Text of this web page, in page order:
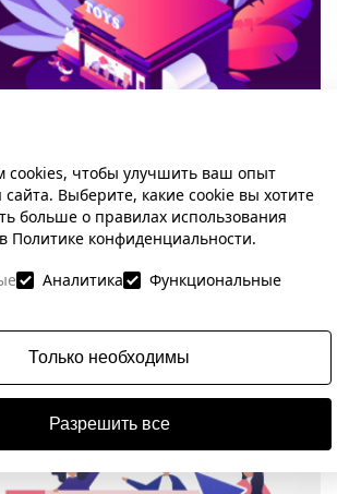
товаров
сайтов может повлиять на SEO-
cookies, чтобы улучшить ваш опыт
сайта. Выберите, какие cookie вы хотите
больше о правилах использования
Политике конфиденциальности.
Аналитика Функциональные
Только необходимы
Разрешить все